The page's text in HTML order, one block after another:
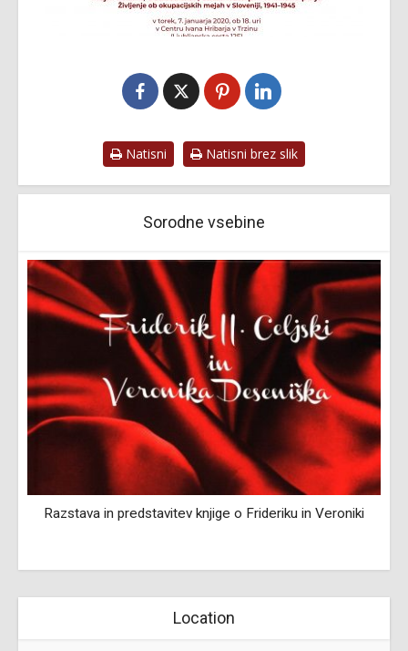
Natisni Natisni brez slik
Sorodne vsebine
Razstava in predstavitev knjige o Frideriku in Veroniki
Location